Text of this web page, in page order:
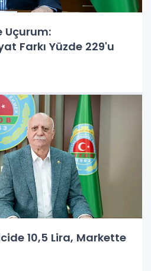
Uçurum:
Farkı Yüzde 229'u
10,5 Lira, Markette